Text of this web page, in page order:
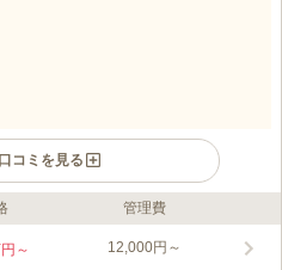
コミを見る
徒歩2分と、歩いてお参りできるアク
管理費
～ 12,000円～